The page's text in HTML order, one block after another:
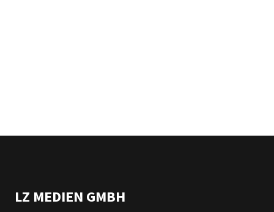
LZ MEDIEN GMBH